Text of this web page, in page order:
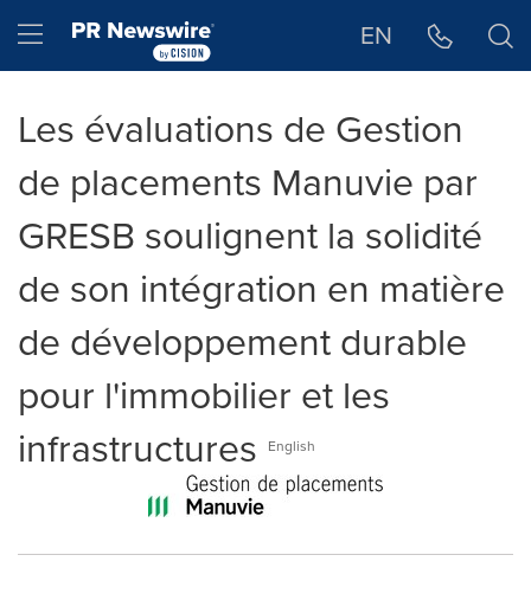
Hamburger menu EN
Les évaluations de Gestion
de placements Manuvie par
GRESB soulignent la solidité
de son intégration en matière
de développement durable
pour l'immobilier et les
infrastructures
English